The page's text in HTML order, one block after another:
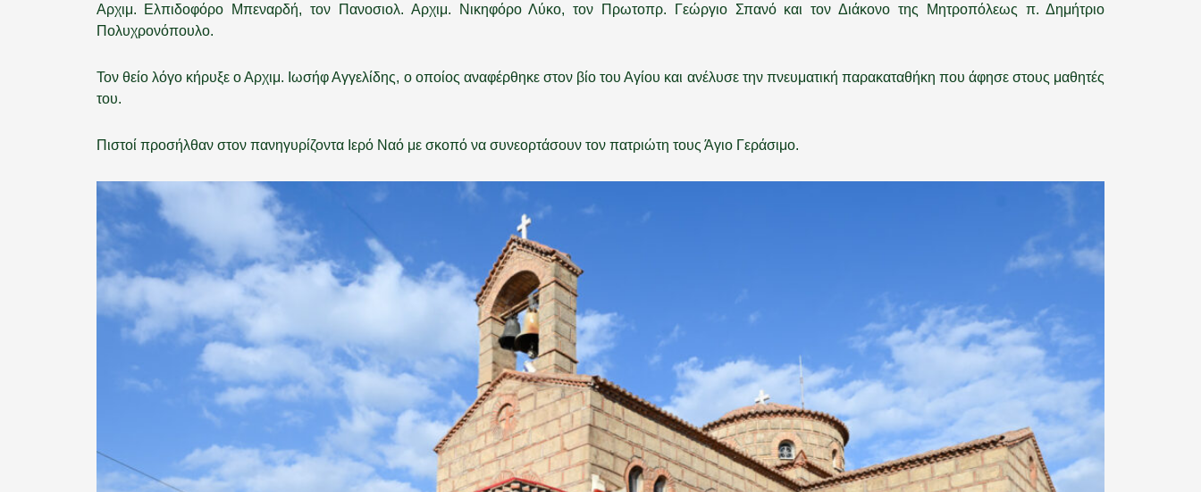
Αρχιμ. Ελπιδοφόρο Μπεναρδή, τον Πανοσιολ. Αρχιμ. Νικηφόρο Λύκο, τον Πρωτοπρ. Γεώργιο Σπανό και τον Διάκονο της Μητροπόλεως π. Δημήτριο
Πολυχρονόπουλο.
Τον θείο λόγο κήρυξε ο Αρχιμ. Ιωσήφ Αγγελίδης, ο οποίος αναφέρθηκε στον βίο του Αγίου και ανέλυσε την πνευματική παρακαταθήκη που άφησε στους μαθητές
του.
Πιστοί προσήλθαν στον πανηγυρίζοντα Ιερό Ναό με σκοπό να συνεορτάσουν τον πατριώτη τους Άγιο Γεράσιμο.